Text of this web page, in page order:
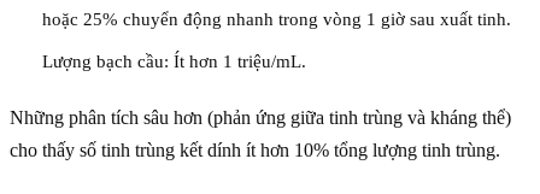
hoặc 25% chuyển động nhanh trong vòng 1 giờ sau xuất tinh.
Lượng bạch cầu: Ít hơn 1 triệu/mL.
Những phân tích sâu hơn (phản ứng giữa tinh trùng và kháng thể)
cho thấy số tinh trùng kết dính ít hơn 10% tổng lượng tinh trùng.